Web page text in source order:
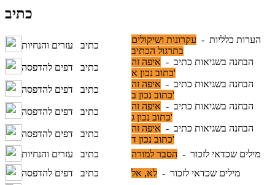
כתיב
עזרים והנחיות כתיב
הערות כלליות - עקרונות ושיקולים
בתרגול הכתיב
דפים להדפסה
כתיב
הבחנה בשגיאות כתיב - איפה זה
כתוב נכון א'
דפים להדפסה
כתיב
הבחנה בשגיאות כתיב - איפה זה
כתוב נכון ב'
דפים להדפסה
כתיב
הבחנה בשגיאות כתיב - איפה זה
כתוב נכון ג'
דפים להדפסה
כתיב
הבחנה בשגיאות כתיב - איפה זה
כתוב נכון ד'
עזרים והנחיות
כתיב מילים שכדאי לזכור - הסבר למורה
דפים להדפסה
כתיב מילים שכדאי לזכור - לא, אל